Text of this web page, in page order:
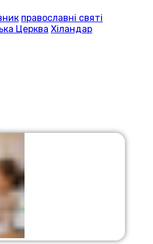
православні святі
Церква Хіландар